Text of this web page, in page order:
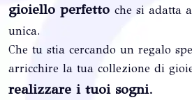
gioiello perfetto che si adatta
unica.
Che tu stia cercando un regalo
arricchire la tua collezione di
realizzare i tuoi sogni.